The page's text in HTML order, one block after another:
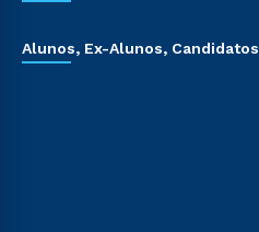
Alunos, Ex-Alunos, Candidatos